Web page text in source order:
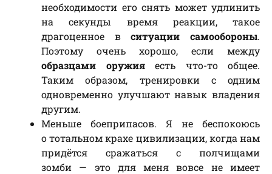
необходимости его снять может удлинить
на секунды время реакции, такое
драгоценное вситуации самообороны.
Поэтому очень хорошо, если между
образцами оружияесть что-то общее.
Таким образом, тренировки с одним
одновременно улучшают навык владения
другим.
Меньше боеприпасов. Я не беспокоюсь
о тотальном крахе цивилизации, когда нам
придётся сражаться с полчищами
зомби — это для меня вовсе не имеет